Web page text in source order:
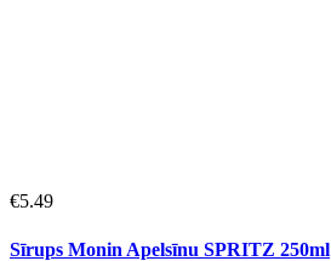
€5.49
Sīrups Monin Apelsīnu SPRITZ 250ml